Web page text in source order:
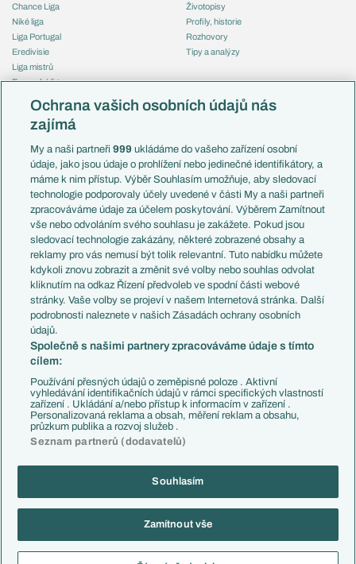
Chance Liga
Niké liga
Liga Portugal
Eredivisie
Liga mistrů
Evropská liga
Mistrovství světa
Liga národů
Témata
Představení týmů MS
EuroSkauting
PL v kostce
Evropské koeficienty
Přestupy
Přestupové spekulace
Zranění
Kluby
Arsenal FC
Chelsea FC
Manchester United
AC Milán
Juventus FC
Bayern Mnichov
FC Barcelona
Real Madrid
Životopisy
Profily, historie
Rozhovory
Tipy a analýzy
Česko
Francie
Itálie
Německo
Španělsko
Argentina
Brazílie
Přestupy
Zápasy
Livescore
Tipovací soutěž
Copyright © 2001-2026 EuroFotbal.cz. Využíváme zpravodajství ČTK.
Informace o zpracování osobních údajů
Ochrana vašich osobních údajů nás
zajímá
My a naši partneři999 ukládáme do vašeho zařízení osobní
údaje, jako jsou údaje o prohlížení nebo jedinečné identifikátory, a
máme k nim přístup. Výběr Souhlasím umožňuje, aby sledovací
technologie podporovaly účely uvedené v části My a naši partneři
zpracováváme údaje za účelem poskytování. Výběrem Zamítnout
vše nebo odvoláním svého souhlasu je zakážete. Pokud jsou
sledovací technologie zakázány, některé zobrazené obsahy a
reklamy pro vás nemusí být tolik relevantní. Tuto nabídku můžete
kdykoli znovu zobrazit a změnit své volby nebo souhlas odvolat
kliknutím na odkaz Řízení předvoleb ve spodní části webové
stránky. Vaše volby se projeví v našem Internetová stránka. Další
podrobnosti naleznete v našich Zásadách ochrany osobních
údajů.
Společně s našimi partnery zpracováváme údaje s tímto
cílem:
Používání přesných údajů o zeměpisné poloze . Aktivní
vyhledávání identifikačních údajů v rámci specifických vlastností
zařízení . Ukládání a/nebo přístup k informacím v zařízení .
Personalizovaná reklama a obsah, měření reklam a obsahu,
průzkum publika a rozvoj služeb .
Seznam partnerů (dodavatelů)
Souhlasím
Zamítnout vše